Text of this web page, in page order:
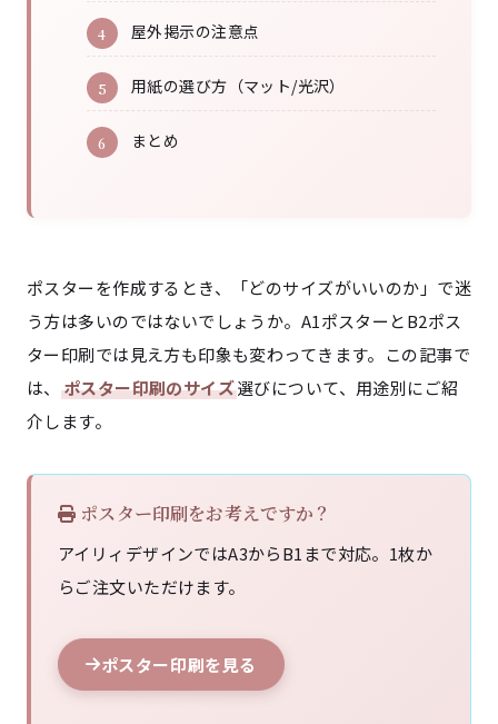
屋外掲示の注意点
用紙の選び方（マット/光沢）
まとめ
ポスターを作成するとき、「どのサイズがいいのか」で迷
う方は多いのではないでしょうか。A1ポスターとB2ポス
ター印刷では見え方も印象も変わってきます。この記事で
は、 ポスター印刷のサイズ選びについて、用途別にご紹
介します。
ポスター印刷をお考えですか？
アイリィデザインではA3からB1まで対応。1枚か
らご注文いただけます。
ポスター印刷を見る